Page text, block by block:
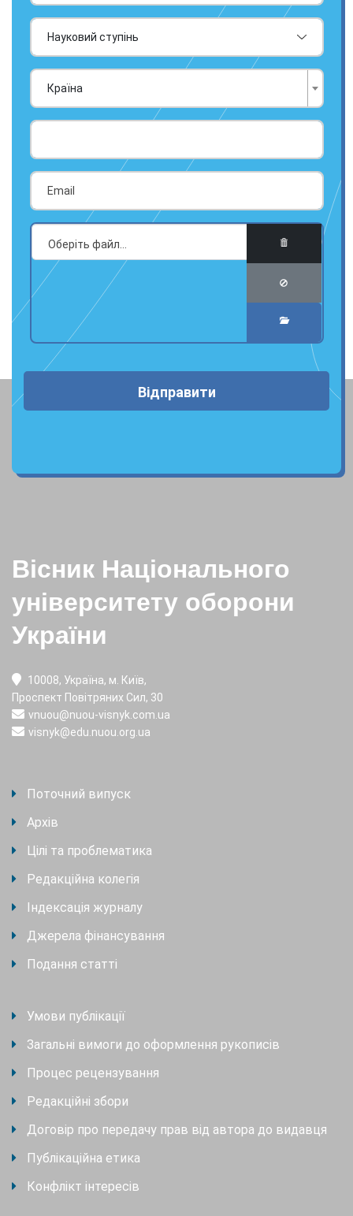
Країна
Відправити
Вісник Національного
університету оборони
України
10008, Україна, м. Київ,
Проспект Повітряних Сил, 30
vnuou@nuou-visnyk.com.ua
visnyk@edu.nuou.org.ua
Поточний випуск
Архів
Цілі та проблематика
Редакційна колегія
Індексація журналу
Джерела фінансування
Подання статті
Умови публікації
Загальні вимоги до оформлення рукописів
Процес рецензування
Редакційні збори
Договір про передачу прав від автора до видавця
Публікаційна етика
Конфлікт інтересів